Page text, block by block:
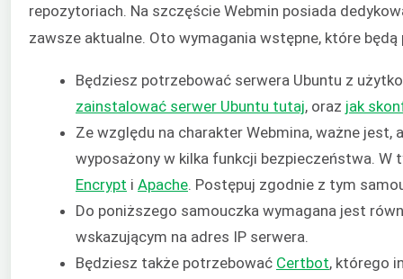
repozytoriach. Na szczęście Webmin posiada
zawsze aktualne. Oto wymagania wstępne, które
Będziesz potrzebować serwera Ubuntu z
zainstalować serwer Ubuntu tutaj, oraz jak
Ze względu na charakter Webmina, ważne
wyposażony w kilka funkcji bezpieczeństwa.
Encrypt i Apache. Postępuj zgodnie z tym
Do poniższego samouczka wymagana jest
wskazującym na adres IP serwera.
Będziesz także potrzebować Certbot, którego